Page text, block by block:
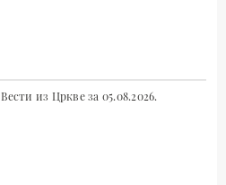
Вести из Цркве за 05.08.2026.